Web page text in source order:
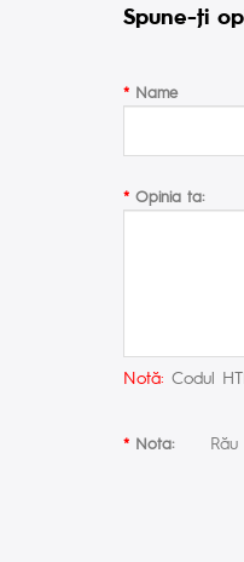
Spune-ţi
Name
Opinia ta:
Notă: Codul
Nota:Rău